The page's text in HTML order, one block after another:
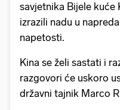
savjetnika Bijele kuće
izrazili nadu u
napetosti.
Kina se želi sastati i
razgovori će uskoro
državni tajnik Marco